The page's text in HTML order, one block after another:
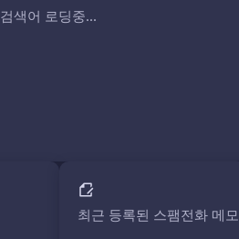
검색어 로딩중...
최근 등록된 스팸전화 메모